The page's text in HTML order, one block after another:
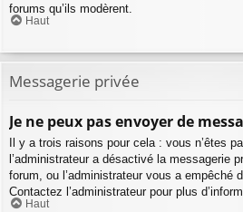
forums qu’ils modèrent.
Haut
Messagerie privée
Je ne peux pas envoyer de
Il y a trois raisons pour cela : vous n’êtes
l’administrateur a désactivé la messagerie
forum, ou l’administrateur vous a empêché
Contactez l’administrateur pour plus
Haut